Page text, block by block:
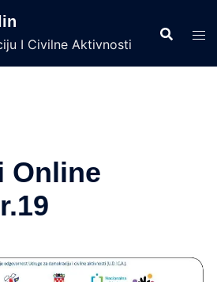
I Civilne Aktivnosti
Online